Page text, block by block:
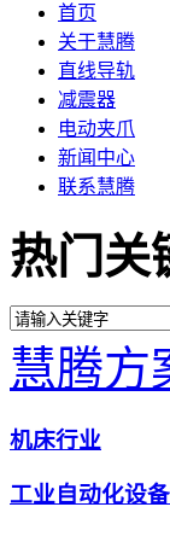
首页
关于慧腾
直线导轨
减震器
电动夹爪
新闻中心
联系慧腾
热门关
慧腾方
机床行业
工业自动化设